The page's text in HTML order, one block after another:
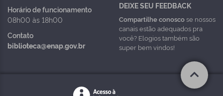
Horário de funcionamento
08h00 às 18h00
Contato
biblioteca@enap.gov.br
DEIXE SEU FEEDBACK
Compartilhe conoscose nossos
canais estão adequados pra
você? Elogios também são
super bem vindos!